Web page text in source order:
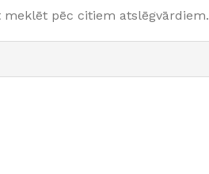
meklēt pēc citiem atslēgvārdiem.